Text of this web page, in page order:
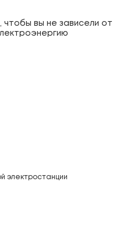
вы не зависели от
электростанции